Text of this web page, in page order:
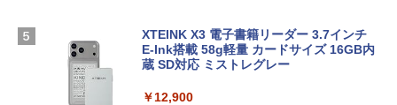
【Amazon.co.jp限定】ASUS ノートパソ
コン Vivobook 15 M1502NAQ 15.6イン
12GB Microsoft 365 Personal (24か月
￥14,500
XTEINK X3 電子書籍リーダー 3.7インチ
E-Ink搭載 58g軽量 カードサイズ 16GB内
蔵 SD対応 ミストレグレー
￥12,900